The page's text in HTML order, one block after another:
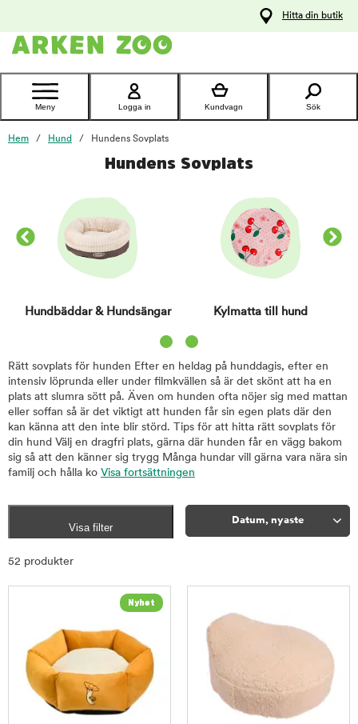
Kontakta
Hitta din butik
Meny Logga in Kundvagn Sök
Hem Hund Hundens Sovplats
Hundens Sovplats
Hundbäddar & Hundsängar Kylmatta till hund
Rätt sovplats för hunden Efter en heldag på hunddagis, efter en
intensiv löprunda eller under filmkvällen så är det skönt att ha en
plats att slumra sött på. Även om hunden ofta nöjer sig med mattan
eller soffan så är det viktigt att hunden får sin egen plats där den
kan känna att den inte blir störd. Tips för att hitta rätt sovplats för
din hund Välj en dragfri plats, gärna där hunden får en vägg bakom
sig så att den känner sig trygg Många hundar vill gärna vara nära sin
familj och hålla ko Visa fortsättningen
Visa filter
Datum, nyaste
52 produkter